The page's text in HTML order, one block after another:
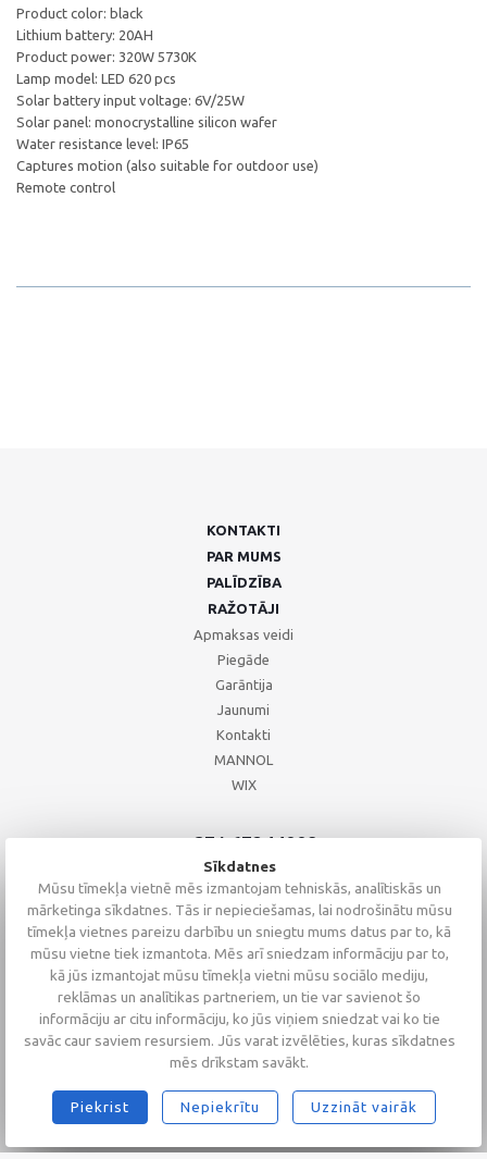
Product color: black
Lithium battery: 20AH
Product power: 320W 5730K
Lamp model: LED 620 pcs
Solar battery input voltage: 6V/25W
Solar panel: monocrystalline silicon wafer
Water resistance level: IP65
Captures motion (also suitable for outdoor use)
Remote control
KONTAKTI
PAR MUMS
PALĪDZĪBA
RAŽOTĀJI
Apmaksas veidi
Piegāde
Garāntija
Jaunumi
Kontakti
MANNOL
WIX
+371 67244008
+371 67271055
+371 26002793
2026 © Altaserviss SIA
Sīkdatnes
Mūsu tīmekļa vietnē mēs izmantojam tehniskās, analītiskās un
mārketinga sīkdatnes. Tās ir nepieciešamas, lai nodrošinātu mūsu
tīmekļa vietnes pareizu darbību un sniegtu mums datus par to, kā
mūsu vietne tiek izmantota. Mēs arī sniedzam informāciju par to,
kā jūs izmantojat mūsu tīmekļa vietni mūsu sociālo mediju,
reklāmas un analītikas partneriem, un tie var savienot šo
informāciju ar citu informāciju, ko jūs viņiem sniedzat vai ko tie
savāc caur saviem resursiem. Jūs varat izvēlēties, kuras sīkdatnes
mēs drīkstam savākt.
Piekrist Nepiekrītu Uzzināt vairāk